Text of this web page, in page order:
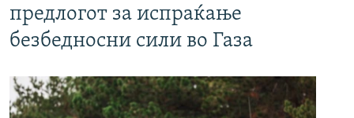
предлогот за испраќање
безбедносни сили во Газа